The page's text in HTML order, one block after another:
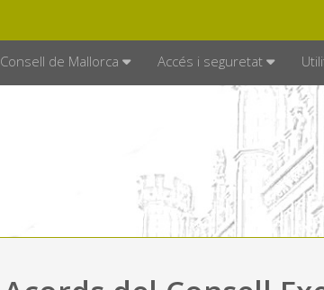
Consell de Mallorca Accés i seguretat